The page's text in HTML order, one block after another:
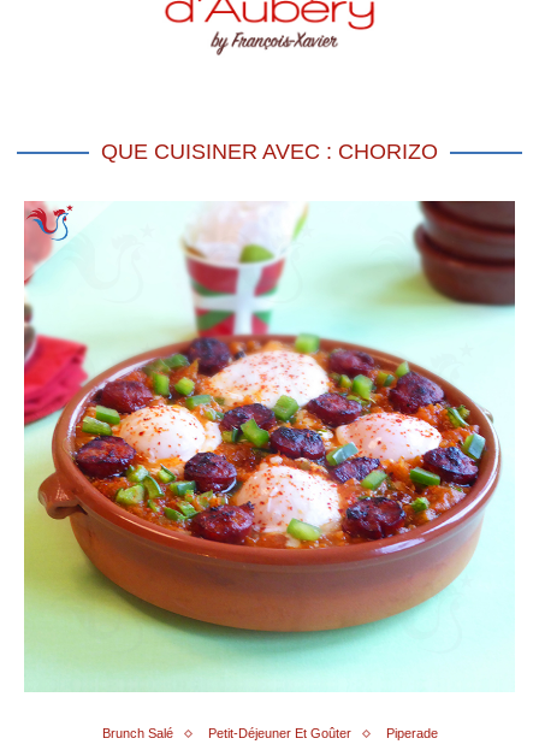
QUE CUISINER AVEC : CHORIZO
Brunch Salé Petit-Déjeuner Et Goûter Piperade